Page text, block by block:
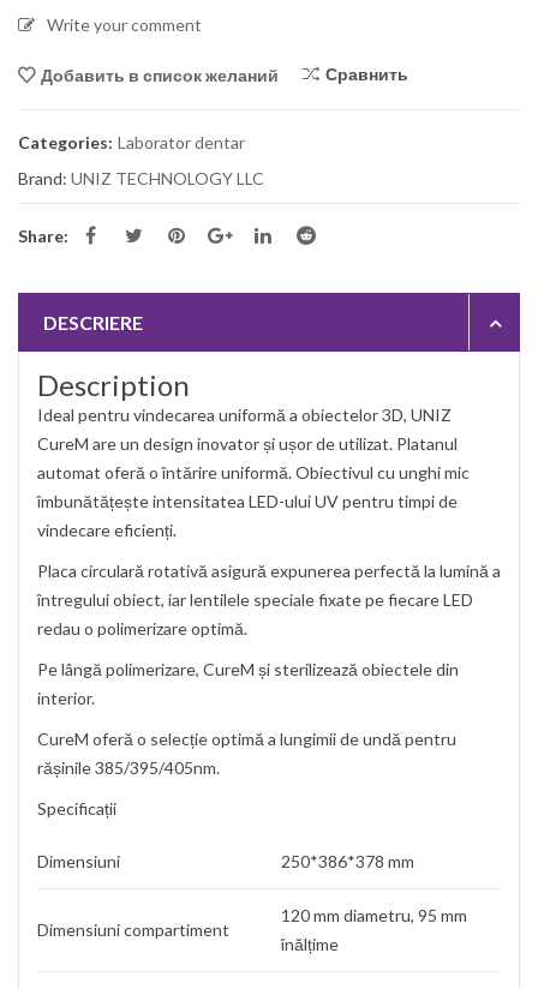
Write your comment
Добавить в список желаний Сравнить
Categories: Laborator dentar
Brand: UNIZ TECHNOLOGY LLC
Share:
DESCRIERE
Description
Ideal pentru vindecarea uniformă a obiectelor 3D, UNIZ
CureM are un design inovator și ușor de utilizat. Platanul
automat oferă o întărire uniformă. Obiectivul cu unghi mic
îmbunătățește intensitatea LED-ului UV pentru timpi de
vindecare eficienți.
Placa circulară rotativă asigură expunerea perfectă la lumină a
întregului obiect, iar lentilele speciale fixate pe fiecare LED
redau o polimerizare optimă.
Pe lângă polimerizare, CureM și sterilizează obiectele din
interior.
CureM oferă o selecție optimă a lungimii de undă pentru
rășinile 385/395/405nm.
Specificații
Dimensiuni 250*386*378 mm
Dimensiuni compartiment
120 mm diametru, 95 mm
înălțime